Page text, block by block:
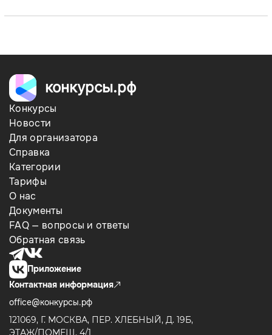
конкурсы.рф
Конкурсы
Новости
Для организатора
Справка
Категории
Тарифы
О нас
Документы
FAQ — вопросы и ответы
Обратная связь
Приложение
Контактная информация
office@конкурсы.рф
121069, Г. МОСКВА, ПЕР. ХЛЕБНЫЙ, Д. 19Б,
ЭТАЖ/ПОМЕЩ. 4/1